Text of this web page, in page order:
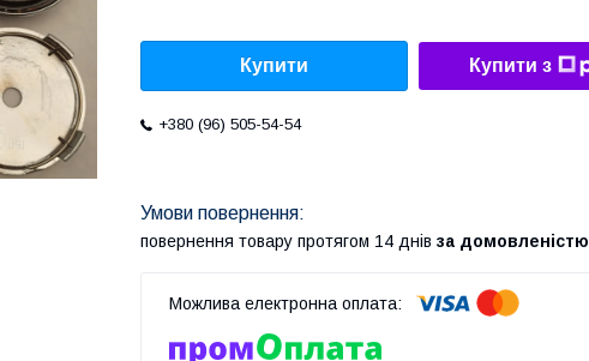
Купити Купити з
+380 (96) 505-54-54
повернення товару протягом 14 днів за домовленістю